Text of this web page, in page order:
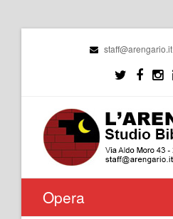
staff@arengario.it
Opera